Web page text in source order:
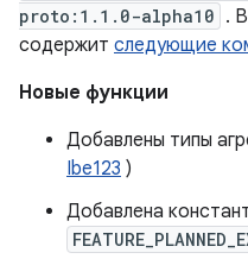
proto:1.1.0-alpha10 .
содержит следующие
Новые функции
Добавлены типы
Ibe123 )
Добавлена